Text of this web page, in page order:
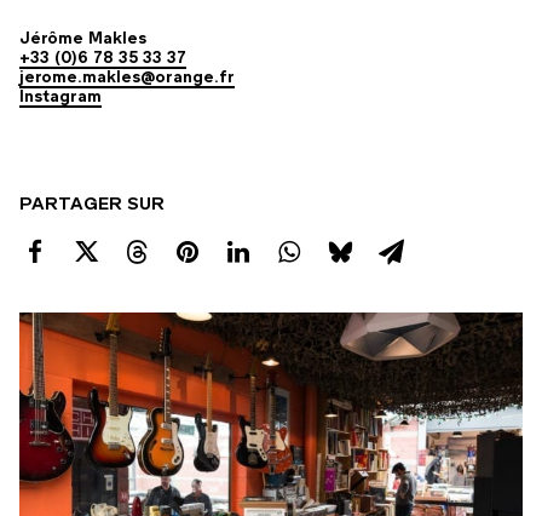
Jérôme Makles
+33 (0)6 78 35 33 37
jerome.makles@orange.fr
Instagram
PARTAGER SUR